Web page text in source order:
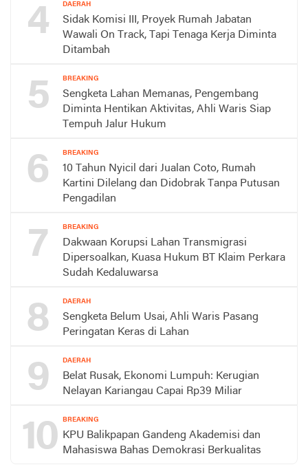
4 DAERAH
Sidak Komisi III, Proyek Rumah Jabatan
Wawali On Track, Tapi Tenaga Kerja Diminta
Ditambah
5 BREAKING
Sengketa Lahan Memanas, Pengembang
Diminta Hentikan Aktivitas, Ahli Waris Siap
Tempuh Jalur Hukum
6 BREAKING
10 Tahun Nyicil dari Jualan Coto, Rumah
Kartini Dilelang dan Didobrak Tanpa Putusan
Pengadilan
7 BREAKING
Dakwaan Korupsi Lahan Transmigrasi
Dipersoalkan, Kuasa Hukum BT Klaim Perkara
Sudah Kedaluwarsa
8 DAERAH
Sengketa Belum Usai, Ahli Waris Pasang
Peringatan Keras di Lahan
9 DAERAH
Belat Rusak, Ekonomi Lumpuh: Kerugian
Nelayan Kariangau Capai Rp39 Miliar
10 BREAKING
KPU Balikpapan Gandeng Akademisi dan
Mahasiswa Bahas Demokrasi Berkualitas